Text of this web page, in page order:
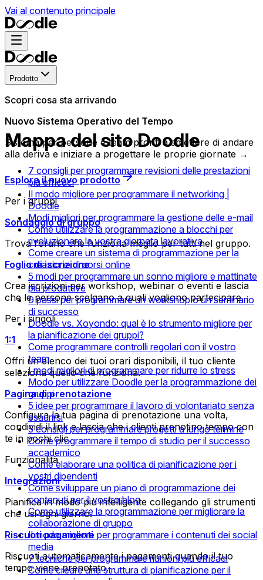
Vai al contenuto principale
Prodotto
Scopri cosa sta arrivando
Nuovo Sistema Operativo del Tempo
Sistema per persone e team pronti a smettere di andare
alla deriva e iniziare a progettare le proprie giornate →
Esplora il nuovo prodotto
Per i gruppi
Sondaggio di gruppo
Trova l’orario che funziona meglio per tutti nel gruppo.
Foglio di iscrizione
Crea iscrizioni per workshop, webinar o eventi e lascia
che le persone scelgano a quali vogliono partecipare.
Per i singoli
1:1
Offri un elenco dei tuoi orari disponibili, il tuo cliente
seleziona quello che funziona.
Pagina di prenotazione
Configura la tua pagina di prenotazione una volta,
condividi il link e lascia che i clienti prenotino tempo con
te in pochi clic.
Funzionalità
Integrazioni
Pianifica in modo più intelligente collegando gli strumenti
che usi ogni giorno.
Riscuoti pagamenti
Riscuoti automaticamente i pagamenti quando il tuo
tempo viene prenotato.
Mappa del sito Doodle
7 consigli per programmare revisioni delle prestazioni
più efficaci
Il modo migliore per programmare il networking |
Doodle
Modi migliori per programmare la gestione delle e-mail
Come utilizzare la programmazione a blocchi per
rivoluzionare la vostra giornata lavorativa
Come creare un sistema di programmazione per la
creazione di corsi online
5 modi per programmare un sonno migliore e mattinate
più produttive
9 passi per programmare un workshop o un seminario
di successo
Doodle vs. Xoyondo: qual è lo strumento migliore per
la pianificazione dei gruppi?
Come programmare controlli regolari con il vostro
team
I modi migliori di programmare per ridurre lo stress
Modo per utilizzare Doodle per la programmazione dei
gruppi
5 idee per programmare il lavoro di volontariato senza
esaurirsi
5 consigli per programmare progetti a lungo termine
Come programmare il tempo di studio per il successo
accademico
Come elaborare una politica di pianificazione per i
vostri dipendenti
Come sviluppare un piano di programmazione dei
contenuti per il vostro blog
Come utilizzare la programmazione per migliorare la
collaborazione di gruppo
Il modo migliore per programmare i contenuti dei social
media
7 tecniche per programmare riunioni più efficaci
Come creare una struttura di pianificazione per il